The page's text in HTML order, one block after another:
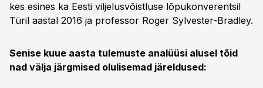
kes esines ka Eesti viljelusvõistluse lõpukonverentsil
Türil aastal 2016 ja professor Roger Sylvester-Bradley.
Senise kuue aasta tulemuste analüüsi alusel tõid
nad välja järgmised olulisemad järeldused: